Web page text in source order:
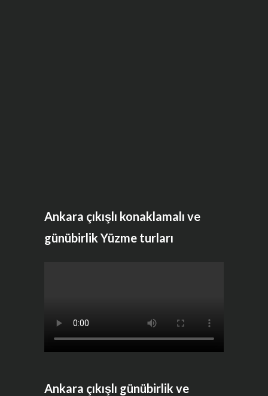
Ankara çıkışlı konaklamalı ve
günübirlik Yüzme turları
Ankara çıkışlı günübirlik ve